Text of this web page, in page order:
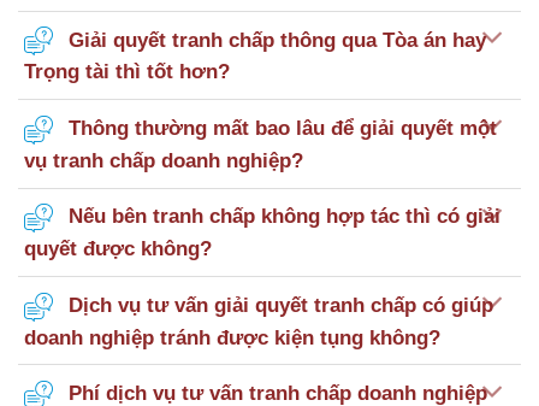
Giải quyết tranh chấp thông qua Tòa án hay
Trọng tài thì tốt hơn?
Thông thường mất bao lâu để giải quyết một
vụ tranh chấp doanh nghiệp?
Nếu bên tranh chấp không hợp tác thì có giải
quyết được không?
Dịch vụ tư vấn giải quyết tranh chấp có giúp
doanh nghiệp tránh được kiện tụng không?
Phí dịch vụ tư vấn tranh chấp doanh nghiệp